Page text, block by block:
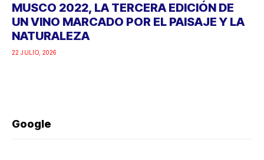
MUSCO 2022, LA TERCERA EDICIÓN DE
UN VINO MARCADO POR EL PAISAJE Y LA
NATURALEZA
22 JULIO, 2026
Google